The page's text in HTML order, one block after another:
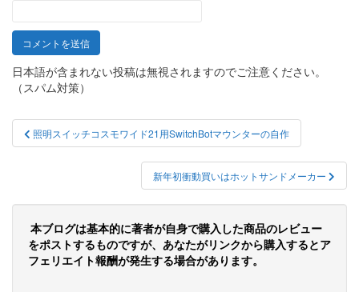
日本語が含まれない投稿は無視されますのでご注意ください。
（スパム対策）
投
稿
ビ
ゲ
ー
照明スイッチコスモワイド21用SwitchBotマウンターの自作
新年初衝動買いはホットサンドメーカー
本ブログは基本的に著者が自身で購入した商品のレビュー
をポストするものですが、あなたがリンクから購入するとア
フェリエイト報酬が発生する場合があります。